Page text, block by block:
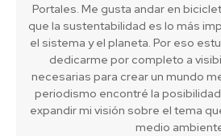
Portales. Me gusta andar en
que la sustentabilidad es lo más
el sistema y el planeta. Por eso
dedicarme por completo a
necesarias para crear un mundo
periodismo encontré la
expandir mi visión sobre el tema
medio